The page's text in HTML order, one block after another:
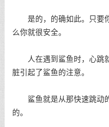
是的，的确如此。只要
么你就很安全。
人在遇到鲨鱼时，心跳
脏引起了鲨鱼的注意。
鲨鱼就是从那快速跳动
的。